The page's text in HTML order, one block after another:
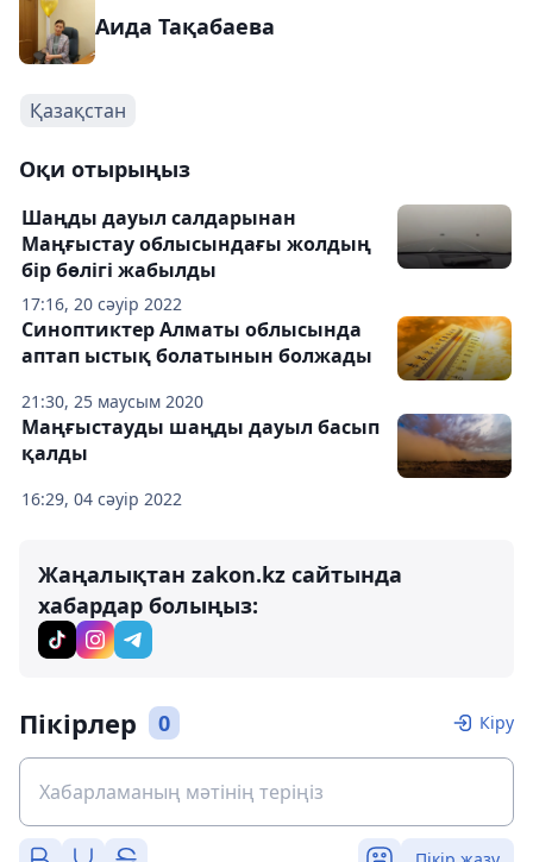
Аида Тақабаева
Қазақстан
Оқи отырыңыз
17:16, 20 сәуір 2022
Шаңды дауыл салдарынан
Маңғыстау облысындағы жолдың
бір бөлігі жабылды
21:30, 25 маусым 2020
Синоптиктер Алматы облысында
аптап ыстық болатынын болжады
16:29, 04 сәуір 2022
Маңғыстауды шаңды дауыл басып
қалды
Жаңалықтан zakon.kz сайтында
хабардар болыңыз:
Пікірлер 0 Кіру